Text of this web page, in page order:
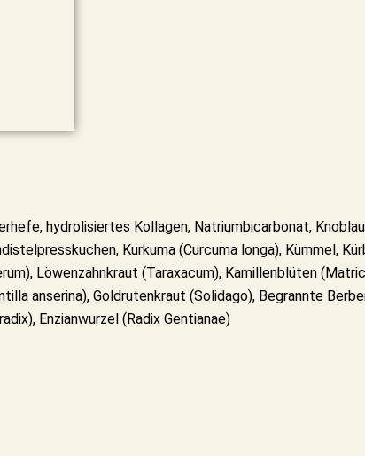
hydrolisiertes Kollagen, Natriumbicarbonat,
Kurkuma (Curcuma longa), Kümmel,
Löwenzahnkraut (Taraxacum), Kamillenblüten
anserina), Goldrutenkraut (Solidago), Begrannte
Enzianwurzel (Radix Gentianae)